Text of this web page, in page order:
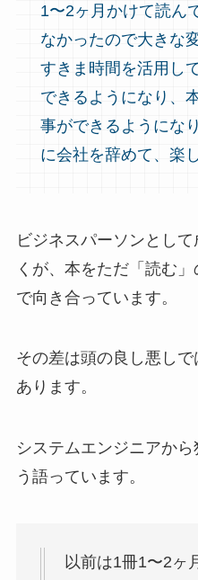
1〜2ヶ月かけて読ん
なかったので大きな
すきま時間を活用し
できるようになり、
事ができるようにな
に会社を辞めて、楽
ビジネスパーソンとし
くが、本をただ「読む
で向き合っています。
その差は頭の良し悪し
あります。
システムエンジニアか
う語っています。
以前は1冊1〜2ヶ